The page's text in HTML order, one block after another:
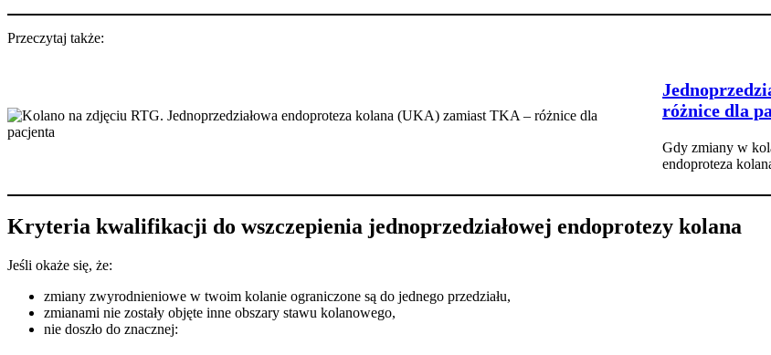
Przeczytaj także:
różnice dla
Gdy zmiany w
endoproteza
Kryteria kwalifikacji do wszczepienia jednoprzedziałowej endoprotezy kolana
Jeśli okaże się, że:
zmiany zwyrodnieniowe w twoim kolanie ograniczone są do jednego przedziału,
zmianami nie zostały objęte inne obszary stawu kolanowego,
nie doszło do znacznej: